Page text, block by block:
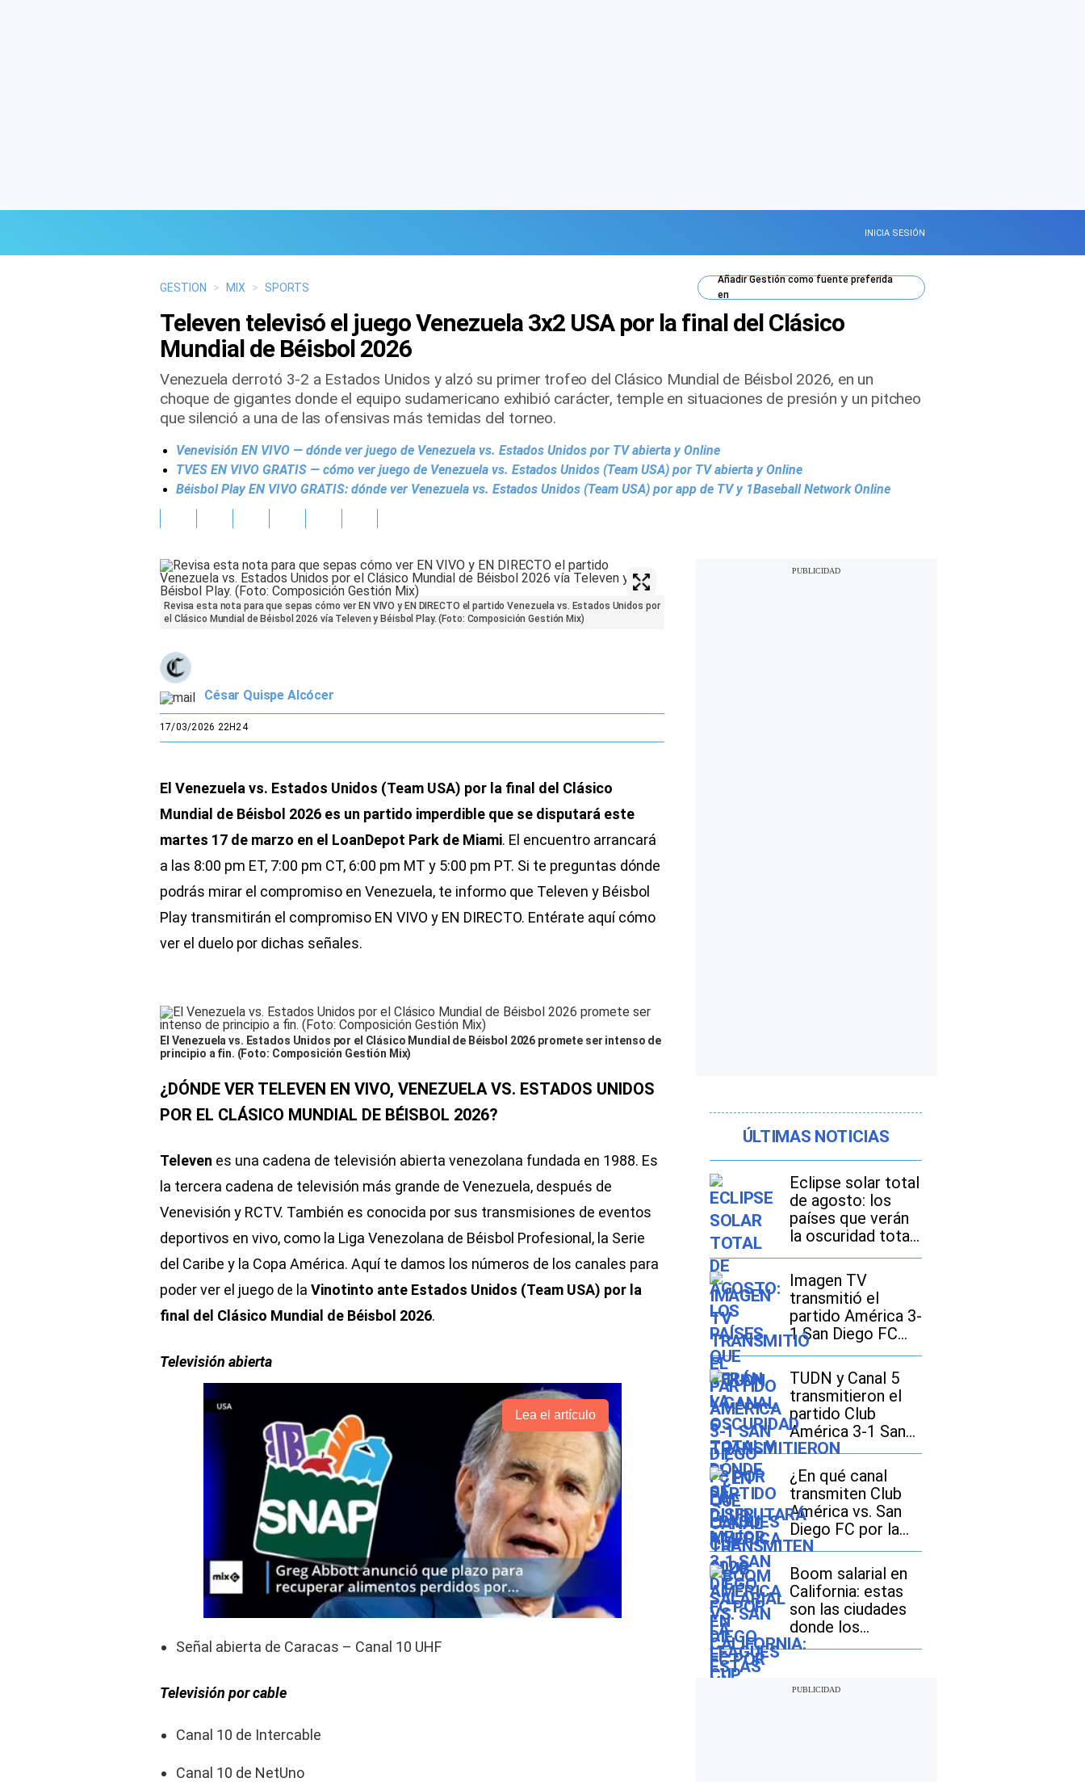
INICIA SESIÓN
GESTION > MIX > SPORTS
AñadirGestióncomo fuente preferida
en
Televen televisó el juego Venezuela 3x2 USA por la final del Clásico
Mundial de Béisbol 2026
Venezuela derrotó 3-2 a Estados Unidos y alzó su primer trofeo del Clásico Mundial de Béisbol 2026, en un
choque de gigantes donde el equipo sudamericano exhibió carácter, temple en situaciones de presión y un pitcheo
que silenció a una de las ofensivas más temidas del torneo.
Venevisión EN VIVO — dónde ver juego de Venezuela vs. Estados Unidos por TV abierta y Online
TVES EN VIVO GRATIS — cómo ver juego de Venezuela vs. Estados Unidos (Team USA) por TV abierta y Online
Béisbol Play EN VIVO GRATIS: dónde ver Venezuela vs. Estados Unidos (Team USA) por app de TV y 1Baseball Network Online
Revisa esta nota para que sepas cómo ver EN VIVO y EN DIRECTO el partido Venezuela vs. Estados Unidos por
el Clásico Mundial de Béisbol 2026 vía Televen y Béisbol Play. (Foto: Composición Gestión Mix)
César Quispe Alcócer
17/03/2026 22H24
El Venezuela vs. Estados Unidos (Team USA) por la final del Clásico
Mundial de Béisbol 2026 es un partido imperdible que se disputará este
martes 17 de marzo en el LoanDepot Park de Miami. El encuentro arrancará
a las 8:00 pm ET, 7:00 pm CT, 6:00 pm MT y 5:00 pm PT. Si te preguntas dónde
podrás mirar el compromiso en Venezuela, te informo que Televen y Béisbol
Play transmitirán el compromiso EN VIVO y EN DIRECTO. Entérate aquí cómo
ver el duelo por dichas señales.
El Venezuela vs. Estados Unidos por el Clásico Mundial de Béisbol 2026 promete ser intenso de
principio a fin. (Foto: Composición Gestión Mix)
¿DÓNDE VER TELEVEN EN VIVO, VENEZUELA VS. ESTADOS UNIDOS
POR EL CLÁSICO MUNDIAL DE BÉISBOL 2026?
Televen es una cadena de televisión abierta venezolana fundada en 1988. Es
la tercera cadena de televisión más grande de Venezuela, después de
Venevisión y RCTV. También es conocida por sus transmisiones de eventos
deportivos en vivo, como la Liga Venezolana de Béisbol Profesional, la Serie
del Caribe y la Copa América. Aquí te damos los números de los canales para
poder ver el juego de la Vinotinto ante Estados Unidos (Team USA) por la
final del Clásico Mundial de Béisbol 2026.
Televisión abierta
Lea el artículo
Señal abierta de Caracas – Canal 10 UHF
Televisión por cable
Canal 10 de Intercable
Canal 10 de NetUno
ÚLTIMAS NOTICIAS
Eclipse solar total
de agosto: los
países que verán
la oscuridad total
y dónde se
disfrutará mejor
Imagen TV
transmitió el
partido América 3-
1 San Diego FC
por la Leagues
Cup 2026
TUDN y Canal 5
transmitieron el
partido Club
América 3-1 San
Diego FC por la
Leagues Cup 2026
¿En qué canal
transmiten Club
América vs. San
Diego FC por la
Leagues Cup 2026
en Estados Unidos
y México?
Boom salarial en
California: estas
son las ciudades
donde los
ingresos crecen